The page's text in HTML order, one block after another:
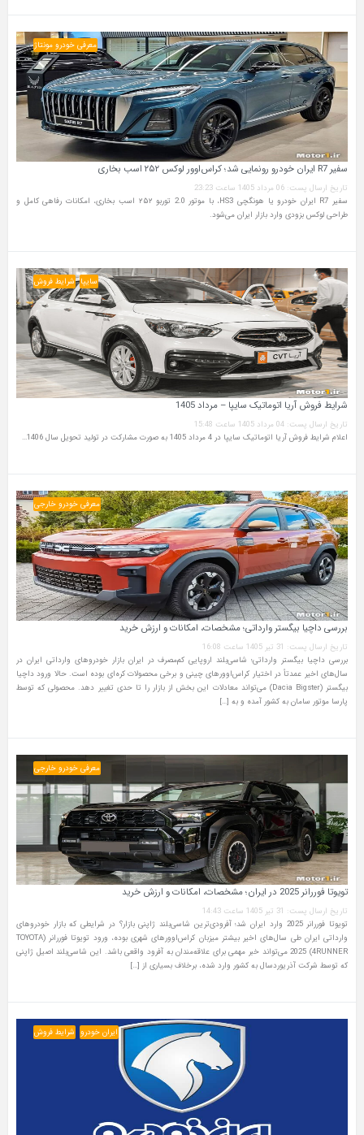
معرفی خودرو مونتاژ
سفیر R7 ایران خودرو رونمایی شد؛ کراس‌اوور لوکس ۲۵۲ اسب بخاری
تاریخ ارسال پست: 06 مرداد 1405 ساعت 23:23
سفیر R7 ایران خودرو یا هونگچی HS3، با موتور 2.0 توربو ۲۵۲ اسب بخاری، امکانات رفاهی کامل و
طراحی لوکس بزودی وارد بازار ایران می‌شود.
سایپا شرایط فروش
شرایط فروش آریا اتوماتیک سایپا – مرداد 1405
تاریخ ارسال پست: 04 مرداد 1405 ساعت 15:48
اعلام شرایط فروش آریا اتوماتیک سایپا در 4 مرداد 1405 به صورت مشارکت در تولید تحویل سال 1406…
معرفی خودرو خارجی
بررسی داچیا بیگستر وارداتی؛ مشخصات، امکانات و ارزش خرید
تاریخ ارسال پست: 31 تیر 1405 ساعت 16:08
بررسی داچیا بیگستر وارداتی؛ شاسی‌بلند اروپایی کم‌مصرف در ایران بازار خودروهای وارداتی ایران در
سال‌های اخیر عمدتاً در اختیار کراس‌اوورهای چینی و برخی محصولات کره‌ای بوده است. حالا ورود داچیا
بیگستر (Dacia Bigster) می‌تواند معادلات این بخش از بازار را تا حدی تغییر دهد. محصولی که توسط
پارسا موتور سامان به کشور آمده و به […]
معرفی خودرو خارجی
تویوتا فوررانر 2025 در ایران؛ مشخصات، امکانات و ارزش خرید
تاریخ ارسال پست: 31 تیر 1405 ساعت 14:43
تویوتا فوررانر 2025 وارد ایران شد؛ آفرودی‌ترین شاسی‌بلند ژاپنی بازار؟ در شرایطی که بازار خودروهای
وارداتی ایران طی سال‌های اخیر بیشتر میزبان کراس‌اوورهای شهری بوده، ورود تویوتا فوررانر (TOYOTA
4RUNNER) 2025 می‌تواند خبر مهمی برای علاقه‌مندان به آفرود واقعی باشد. این شاسی‌بلند اصیل ژاپنی
که توسط شرکت آذریوردسال به کشور وارد شده، برخلاف بسیاری از […]
ایران خودرو شرایط فروش